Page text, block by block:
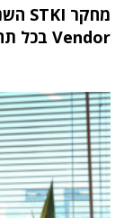
Vendor בכל תחומי שוק ה-IT